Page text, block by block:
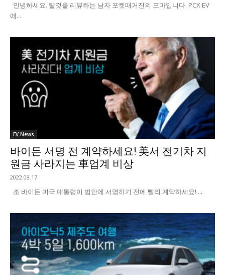
안녕하세요. 탈것을 리뷰하는 남자 포켓매거진의 포마입니다. PCX EV
에...
EV News
바이든 서명 전 계약하세요! 美서 전기차 지
원금 사라지는 車업계 비상
2022.08.17
조 바이든 미국 대통령이 법안에 서명하기 전에 빨리 계약하세요! ...